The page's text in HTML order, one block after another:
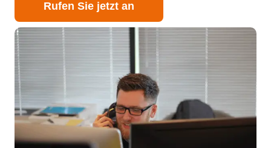
Rufen Sie jetzt an